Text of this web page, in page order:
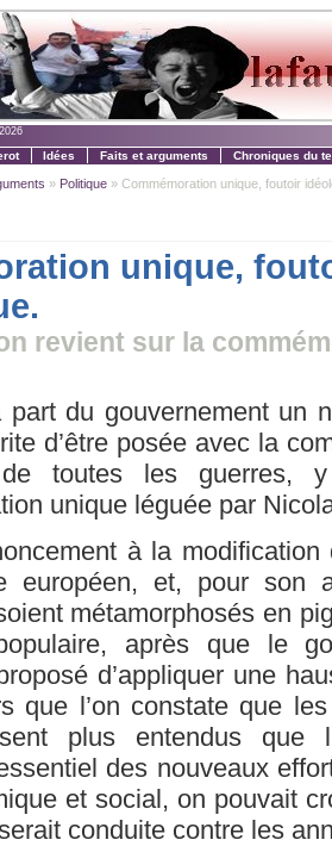
Idées Faits et arguments Chroniques du
» Politique » Commémoration unique, foutoir
unique,
revient sur la
du gouvernement un
d’être posée avec la
de toutes les guerres,
unique léguée par
à la
européen, et, pour son
métamorphosés en
après que le
d’appliquer une
que l’on constate que
plus entendus que
des nouveaux
et social, on pouvait
conduite contre les